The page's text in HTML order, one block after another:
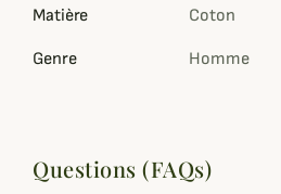
Matière Coton
Genre Homme
Questions (FAQs)